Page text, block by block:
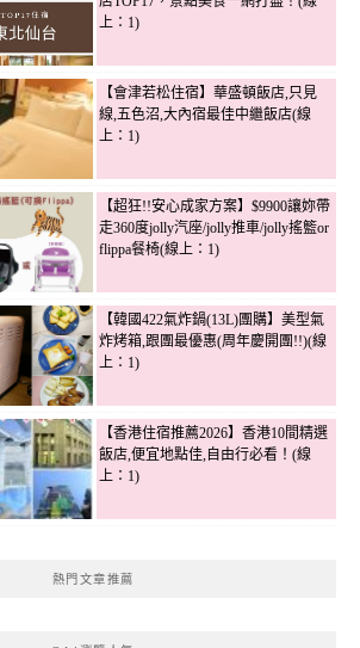
上：1)
【會津若松住宿】華盛頓飯店,只見
線,五色沼,大內宿最佳中繼飯店(線
上：1)
【超狂!!安心成家方案】$9900讓妳帶
走360度jolly汽座/jolly推車/jolly搖籃or
flippa餐椅(線上：1)
【韓國422氣炸鍋(13L)團購】美型氣
炸烤箱,跟團最優惠(周年慶開團!!)(線
上：1)
【香港住宿推薦2026】香港10間精選
飯店,便宜地點佳,自由行必看！(線
上：1)
熱門文章推薦